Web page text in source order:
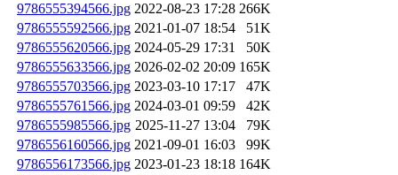
9786555394566.jpg 2022-08-23 17:28 266K
9786555592566.jpg 2021-01-07 18:54
51K
9786555620566.jpg 2024-05-29 17:31
50K
9786555633566.jpg 2026-02-02 20:09 165K
9786555703566.jpg 2023-03-10 17:17
47K
9786555761566.jpg 2024-03-01 09:59
42K
9786555985566.jpg 2025-11-27 13:04
79K
9786556160566.jpg 2021-09-01 16:03
99K
9786556173566.jpg 2023-01-23 18:18 164K